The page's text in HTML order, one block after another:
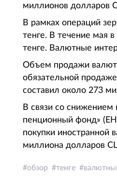
миллионов долларов
В рамках операций
тенге. В течение мая
тенге. Валютные
Объем продажи
обязательной
составил около 273
В связи со
пенционный фонд»
покупки иностранной
миллиона долларов
обзор тенге